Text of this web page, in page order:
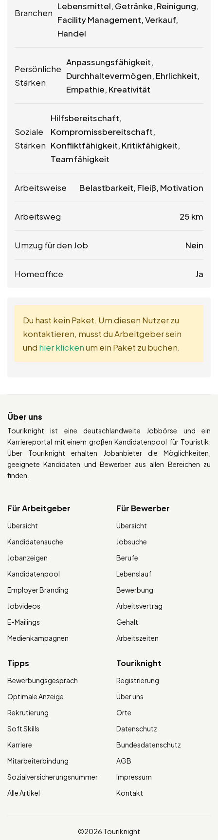
Branchen
Lebensmittel, Getränke, Reinigung,
Facility Management, Verkauf,
Handel
Persönliche
Stärken
Anpassungsfähigkeit,
Durchhaltevermögen, Ehrlichkeit,
Empathie, Kreativität
Soziale
Stärken
Hilfsbereitschaft,
Kompromissbereitschaft,
Konfliktfähigkeit, Kritikfähigkeit,
Teamfähigkeit
Arbeitsweise Belastbarkeit, Fleiß, Motivation
Arbeitsweg 25 km
Umzug für den Job Nein
Homeoffice Ja
Du hast kein Paket. Um diesen Nutzer zu
kontaktieren, musst du Arbeitgeber sein
und hier klickenum ein Paket zu buchen.
Über uns
Touriknight ist eine deutschlandweite Jobbörse und ein
Karriereportal mit einem großen Kandidatenpool für Touristik.
Über Touriknight erhalten Jobanbieter die Möglichkeiten,
geeignete Kandidaten und Bewerber aus allen Bereichen zu
finden.
Für Arbeitgeber
Übersicht
Kandidatensuche
Jobanzeigen
Kandidatenpool
Employer Branding
Jobvideos
E-Mailings
Medienkampagnen
Für Bewerber
Übersicht
Jobsuche
Berufe
Lebenslauf
Bewerbung
Arbeitsvertrag
Gehalt
Arbeitszeiten
Tipps
Bewerbungsgespräch
Optimale Anzeige
Rekrutierung
Soft Skills
Karriere
Mitarbeiterbindung
Sozialversicherungsnummer
Alle Artikel
Touriknight
Registrierung
Über uns
Orte
Datenschutz
Bundesdatenschutz
AGB
Impressum
Kontakt
©2026 Touriknight